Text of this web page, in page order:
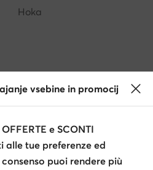
Hoka
su novità e promozioni
newsletter
vsebine in promocij
e SCONTI
alle tue preferenze ed
puoi rendere più